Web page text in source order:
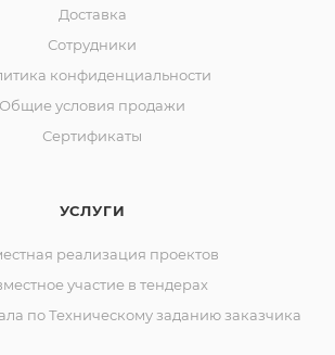
Доставка
Сотрудники
конфиденциальности
Общие условия продажи
Сертификаты
УСЛУГИ
реализация проектов
участие в тендерах
по Техническому заданию заказчика